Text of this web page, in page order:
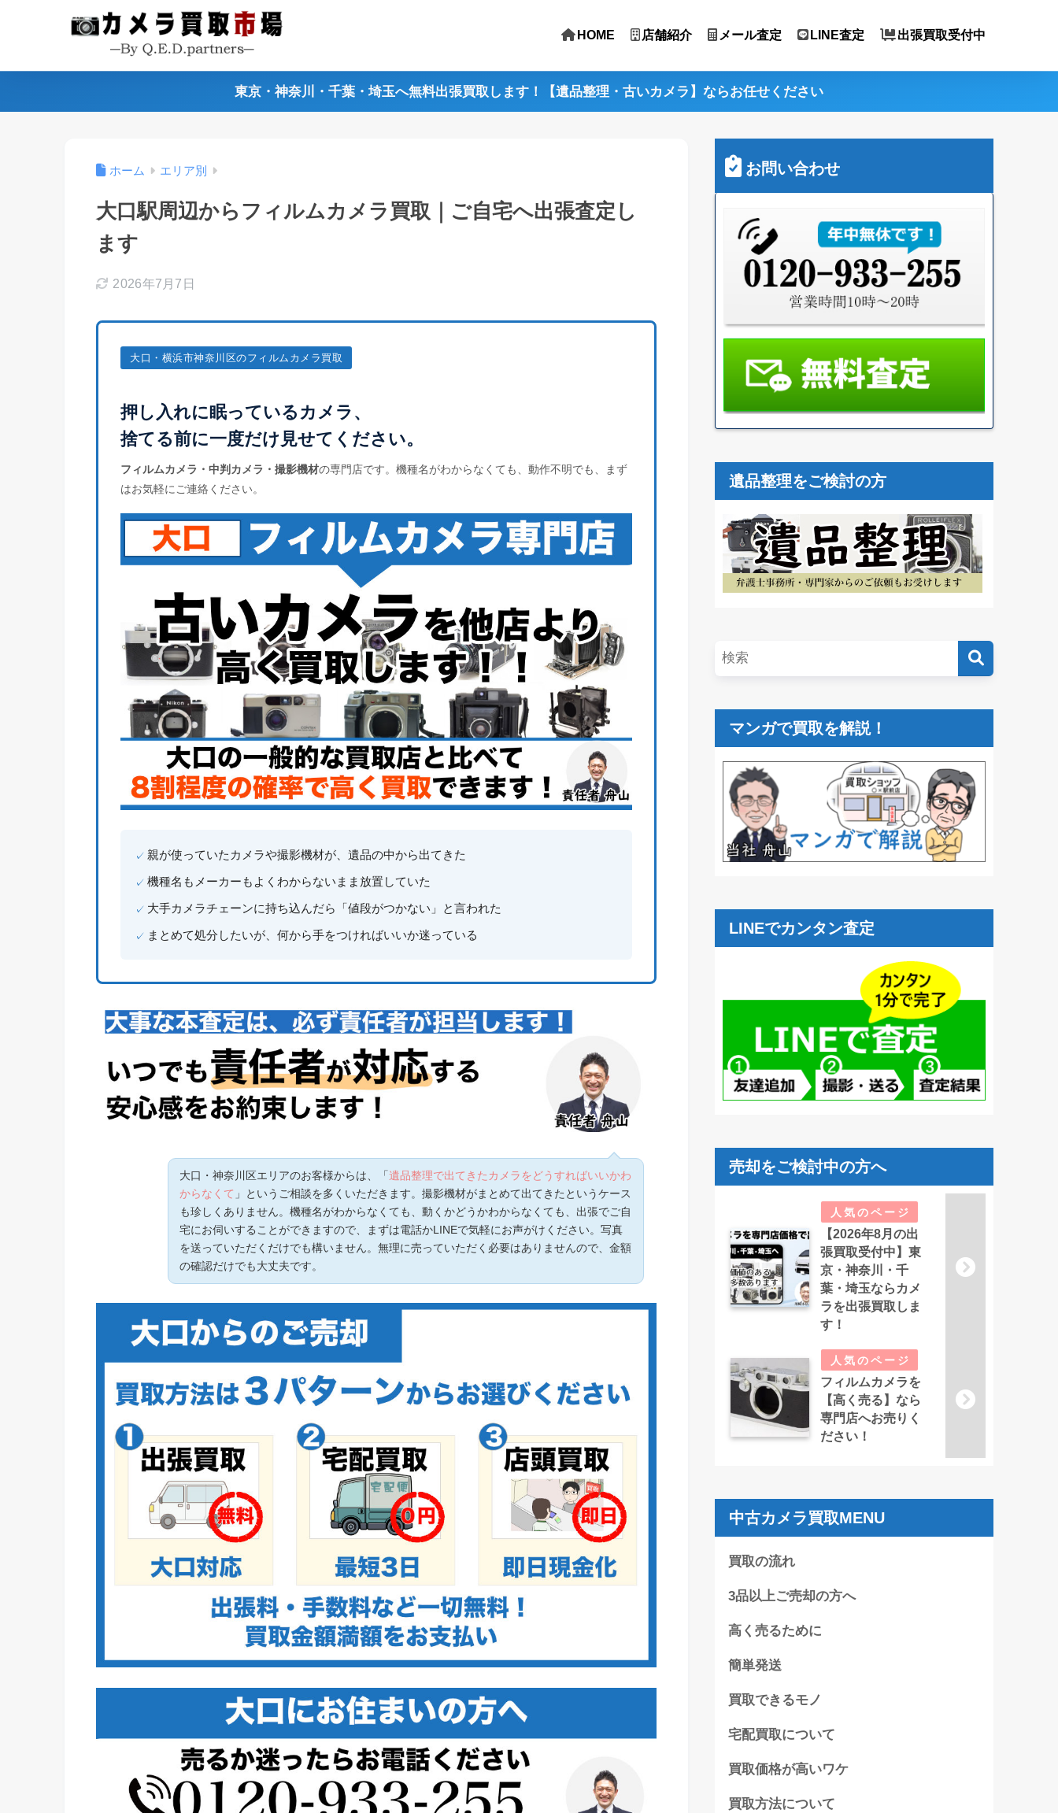
HOME 店舗紹介 メール査定 LINE査定 出張買取受付中
東京・神奈川・千葉・埼玉へ無料出張買取します！【遺品整理・古いカメラ】ならお任せください
ホーム エリア別
大口駅周辺からフィルムカメラ買取｜ご自宅へ出張査定し
ます
2026年7月7日
大口・横浜市神奈川区のフィルムカメラ買取
押し入れに眠っているカメラ、
捨てる前に一度だけ見せてください。
フィルムカメラ・中判カメラ・撮影機材の専門店です。機種名がわからなくても、動作不明でも、まず
はお気軽にご連絡ください。
親が使っていたカメラや撮影機材が、遺品の中から出てきた
機種名もメーカーもよくわからないまま放置していた
大手カメラチェーンに持ち込んだら「値段がつかない」と言われた
まとめて処分したいが、何から手をつければいいか迷っている
大口・神奈川区エリアのお客様からは、「遺品整理で出てきたカメラをどうすればいいかわ
からなくて 」というご相談を多くいただきます。撮影機材がまとめて出てきたというケース
も珍しくありません。機種名がわからなくても、動くかどうかわからなくても、出張でご自
宅にお伺いすることができますので、まずは電話かLINEで気軽にお声がけください。写真
を送っていただくだけでも構いません。無理に売っていただく必要はありませんので、金額
の確認だけでも大丈夫です。
お問い合わせ
遺品整理をご検討の方
マンガで買取を解説！
LINEでカンタン査定
売却をご検討中の方へ
【2026年8月の出
張買取受付中】東
京・神奈川・千
葉・埼玉ならカメ
ラを出張買取しま
す！
フィルムカメラを
【高く売る】なら
専門店へお売りく
ださい！
中古カメラ買取MENU
買取の流れ
3品以上ご売却の方へ
高く売るために
簡単発送
買取できるモノ
宅配買取について
買取価格が高いワケ
買取方法について